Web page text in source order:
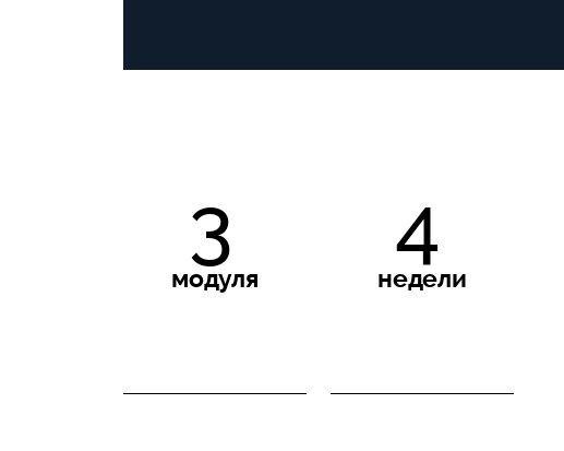
3
модуля
4
недели